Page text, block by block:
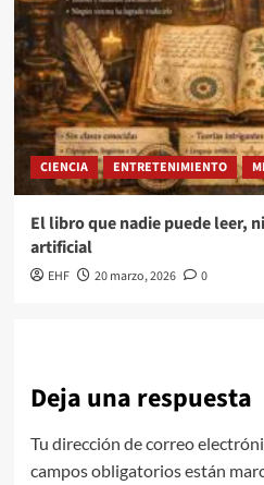
CIENCIA ENTRETENIMIENTO
El libro que nadie puede leer,
artificial
EHF 20 marzo, 2026 0
Deja una respuesta
Tu dirección de correo
campos obligatorios están